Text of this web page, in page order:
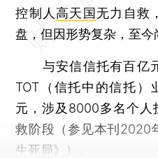
控制人高天国无力自救
盘，但因形势复杂，至今
与安信信托有百亿元
TOT（信托中的信托）
元，涉及8000多名个人
救阶段（参见本刊2020
生死局》）。